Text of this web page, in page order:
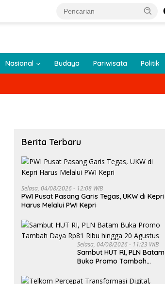
Nasional Budaya Pariwisata Politik
Berita Terbaru
Selasa, 04/08/2026 - 12:08 WIB
PWI Pusat Pasang Garis Tegas, UKW di Kepri
Harus Melalui PWI Kepri
Selasa, 04/08/2026 - 11:23 WIB
Sambut HUT RI, PLN Batam
Buka Promo Tambah
Agustus